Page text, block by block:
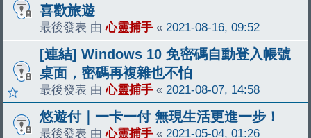
喜歡旅遊
最後發表 由心靈捕手 « 2021-08-16, 09:52
[連結] Windows 10 免密碼自動登入帳號
桌面，密碼再複雜也不怕
最後發表 由心靈捕手 « 2021-08-07, 14:58
悠遊付｜一卡一付 無現生活更進一步！
最後發表 由心靈捕手 « 2021-05-04, 01:26